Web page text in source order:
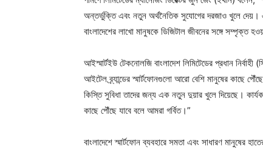
অন্তর্ভুক্তি এবং নতুন অর্থনৈতিক সুযোগের দরজাও খুলে
বাংলাদেশের লাখো মানুষকে ডিজিটাল জীবনের সঙ্গে সম্পৃক্ত
আইস্মার্টইউ টেকনোলজি বাংলাদেশ লিমিটেডের প্রধান
আইটেল ব্র্যান্ডের স্মার্টফোনগুলো আরো বেশি মানুষের কাছে
কিস্তি সুবিধা তাদের জন্য এক নতুন দুয়ার খুলে দিয়েছে।
কাছে পৌঁছে যাবে বলে আমরা গর্বিত।”
বাংলাদেশে স্মার্টফোন ব্যবহারে সমতা এবং সাধারণ